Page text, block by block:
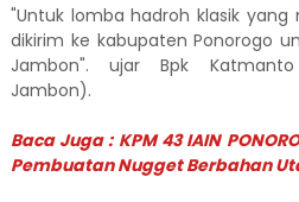
"Untuk lomba hadroh klasik yang
dikirim ke kabupaten Ponorogo
Jambon". ujar Bpk
Jambon).
Baca Juga : KPM 43 IAIN
Pembuatan Nugget Berbahan